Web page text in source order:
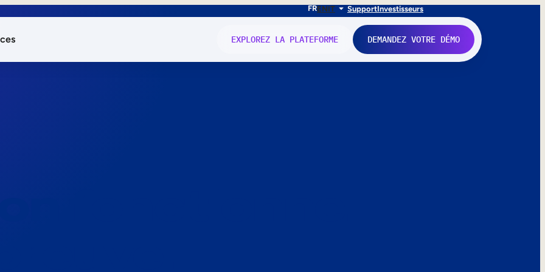
FRENIT SupportInvestisseurs
EXPLOREZ LA PLATEFORME DEMANDEZ VOTRE DÉMO